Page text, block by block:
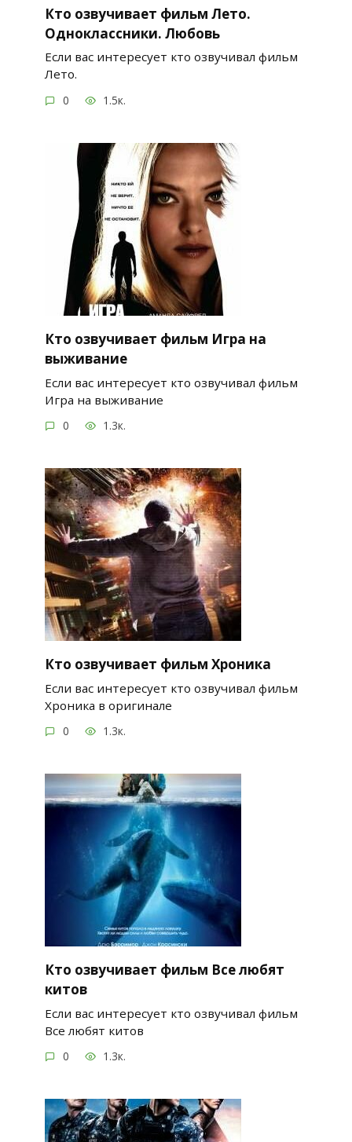
Кто озвучивает фильм Лето.
Одноклассники. Любовь
Если вас интересует кто озвучивал фильм
Лето.
0 1.5к.
Кто озвучивает фильм Игра на
выживание
Если вас интересует кто озвучивал фильм
Игра на выживание
0 1.3к.
Кто озвучивает фильм Хроника
Если вас интересует кто озвучивал фильм
Хроника в оригинале
0 1.3к.
Кто озвучивает фильм Все любят
китов
Если вас интересует кто озвучивал фильм
Все любят китов
0 1.3к.